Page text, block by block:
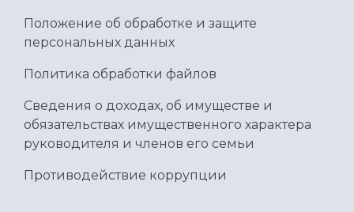
Международный межвузовский кампус
Сведения об образовательной организации
Официальные документы
Положение об обработке и защите
персональных данных
Политика обработки файлов
Сведения о доходах, об имуществе и
обязательствах имущественного характера
руководителя и членов его семьи
Противодействие коррупции